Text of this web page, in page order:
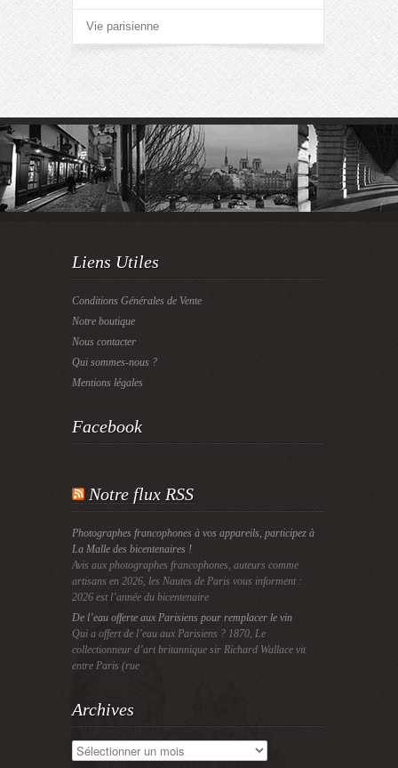
Vie parisienne
Liens Utiles
Conditions Générales de Vente
Notre boutique
Nous contacter
Qui sommes-nous ?
Mentions légales
Facebook
Notre flux RSS
Photographes francophones à vos appareils, participez à
La Malle des bicentenaires !
Avis aux photographes francophones, auteurs comme
artisans en 2026, les Nautes de Paris vous informent :
2026 est l’année du bicentenaire
De l’eau offerte aux Parisiens pour remplacer le vin
Qui a offert de l’eau aux Parisiens ? 1870, Le
collectionneur d’art britannique sir Richard Wallace vit
entre Paris (rue
Archives
Archives